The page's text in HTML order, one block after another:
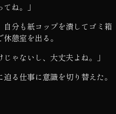
ね。」
自分も紙コップを潰してゴミ箱
憩室を出る。
ゃないし、大丈夫よね。」
る仕事に意識を切り替えた。